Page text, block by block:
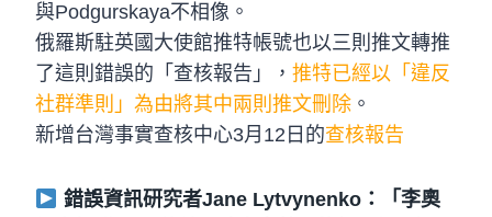
與Podgurskaya不相像。
俄羅斯駐英國大使館推特帳號也以三則推文轉推
了這則錯誤的「查核報告」， 推特已經以「違反
社群準則」為由將其中兩則推文刪除 。
新增台灣事實查核中心3月12日的查核報告
錯誤資訊研究者Jane Lytvynenko：「李奧